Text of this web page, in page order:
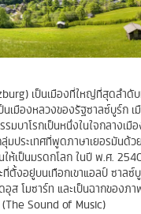
เป็นเมืองที่ใหญ่ที่สุดลำดับ
นเมืองหลวงของรัฐซาลซ์บูร์ก เ
มบาโรกเป็นหนึ่งในใจกลางเมื
มประเทศที่พูดภาษาเยอรมันด้ว
ให้เป็นมรดกโลก ในปี พ.ศ.
ตั้งอยู่บนเทือกเขาแอลป์ ซาลซ์
อุส โมซาร์ท และเป็นฉากของ
Sound of Music)